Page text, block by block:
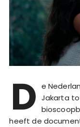
D e
Jakarta
heeft de